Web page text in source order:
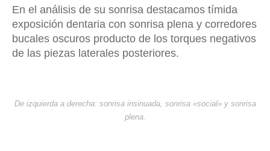
En el análisis de su sonrisa destacamos tímida
exposición dentaria con sonrisa plena y corredores
bucales oscuros producto de los torques negativos
de las piezas laterales posteriores.
De izquierda a derecha: sonrisa insinuada, sonrisa «social» y sonrisa
plena.